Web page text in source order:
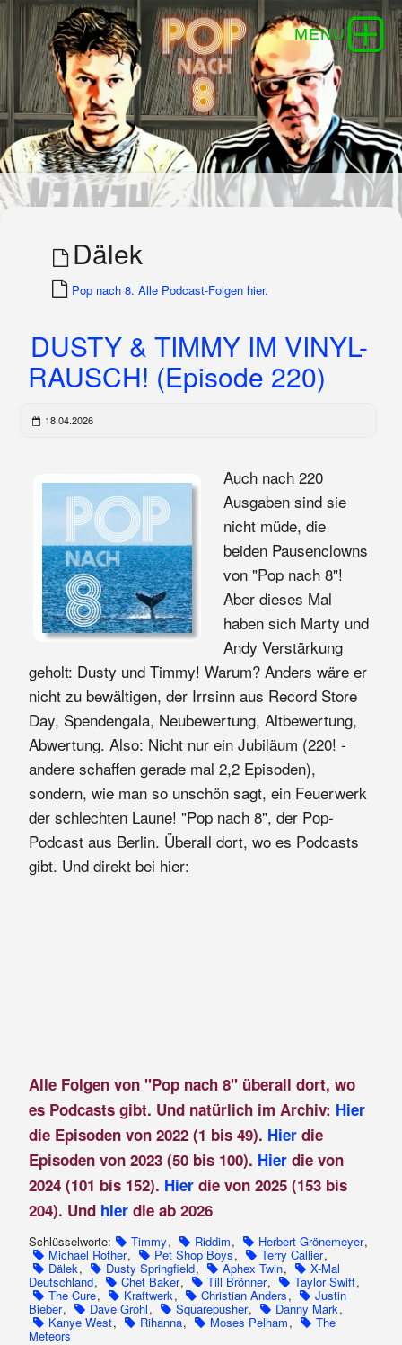
Dälek
Pop nach 8. Alle Podcast-Folgen hier.
DUSTY & TIMMY IM VINYL-
RAUSCH! (Episode 220)
18.04.2026
Auch nach 220
Ausgaben sind sie
nicht müde, die
beiden Pausenclowns
von "Pop nach 8"!
Aber dieses Mal
haben sich Marty und
Andy Verstärkung
geholt: Dusty und Timmy! Warum? Anders wäre er
nicht zu bewältigen, der Irrsinn aus Record Store
Day, Spendengala, Neubewertung, Altbewertung,
Abwertung. Also: Nicht nur ein Jubiläum (220! -
andere schaffen gerade mal 2,2 Episoden),
sondern, wie man so unschön sagt, ein Feuerwerk
der schlechten Laune! "Pop nach 8", der Pop-
Podcast aus Berlin. Überall dort, wo es Podcasts
gibt. Und direkt bei hier:
Alle Folgen von "Pop nach 8" überall dort, wo
es Podcasts gibt. Und natürlich im Archiv: Hier
die Episoden von 2022 (1 bis 49). Hierdie
Episoden von 2023 (50 bis 100). Hier die von
2024 (101 bis 152). Hier die von 2025 (153 bis
204). Und hier die ab 2026
Schlüsselworte: Timmy, Riddim, Herbert Grönemeyer,
Michael Rother, Pet Shop Boys, Terry Callier,
Dälek, Dusty Springfield, Aphex Twin, X-Mal
Deutschland, Chet Baker, Till Brönner, Taylor Swift,
The Cure, Kraftwerk, Christian Anders, Justin
Bieber, Dave Grohl, Squarepusher, Danny Mark,
Kanye West, Rihanna, Moses Pelham, The
Meteors